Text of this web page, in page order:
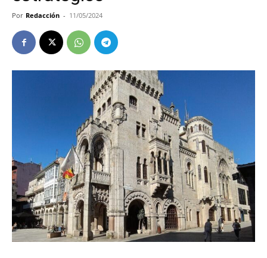
Por Redacción - 11/05/2024